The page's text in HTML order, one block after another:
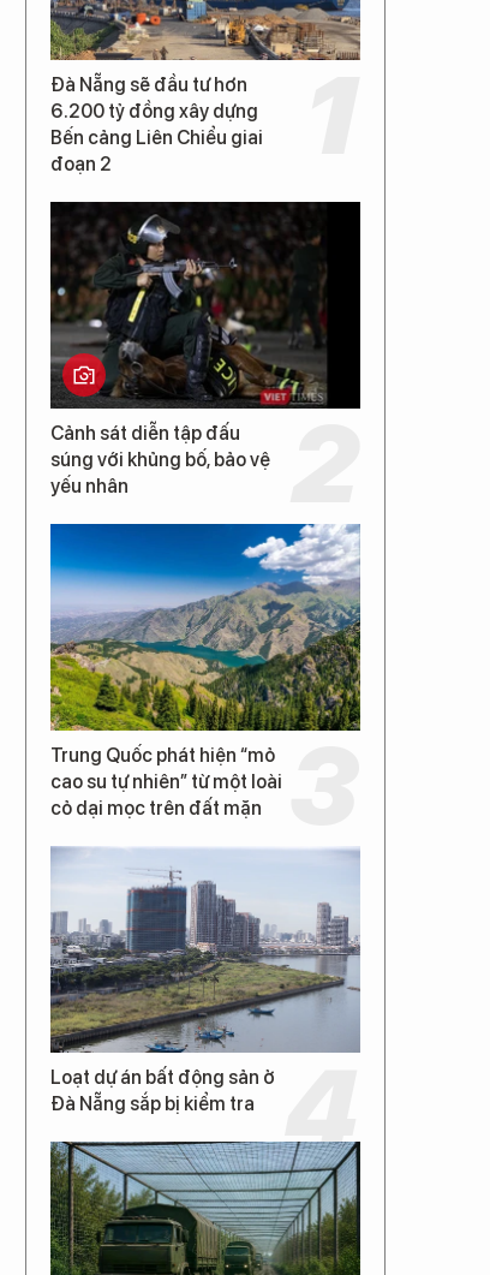
Đà Nẵng sẽ đầu tư hơn
6.200 tỷ đồng xây dựng
Bến cảng Liên Chiểu giai
đoạn 2
Cảnh sát diễn tập đấu
súng với khủng bố, bảo vệ
yếu nhân
Trung Quốc phát hiện “mỏ
cao su tự nhiên” từ một loài
cỏ dại mọc trên đất mặn
Loạt dự án bất động sản ở
Đà Nẵng sắp bị kiểm tra